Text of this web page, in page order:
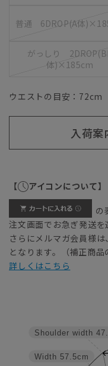
普通 6DROP(A体
がっしり
体)×185cm
ウエストの目安： 72cm
入荷案
【 アイコンについて】
の
注文画面でお急ぎ発送を
さらにメルマガ会員様
となります。（補正商品
詳しくはこちら
Width 57.5cm
Shoulder width